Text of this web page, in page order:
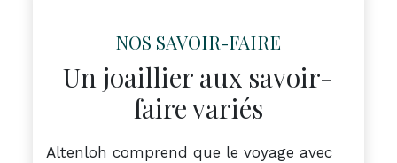
NOS SAVOIR-FAIRE
Un joaillier aux savoir-
faire variés
Altenloh comprend que le voyage avec